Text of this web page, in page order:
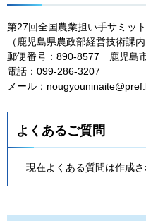
第27回全国農業担い手サミッ
（鹿児島県農政部経営技術課内
郵便番号：890-8577
鹿児島
電話：099-286-3207
メール：
よくあるご質問
現在よくある質問は作成さ